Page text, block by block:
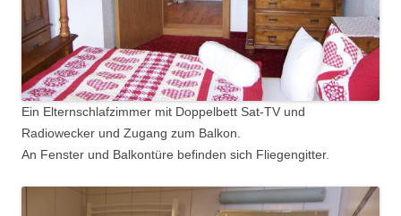
Ein Elternschlafzimmer mit Doppelbett Sat-TV und
Radiowecker und Zugang zum Balkon.
An Fenster und Balkontüre befinden sich Fliegengitter.